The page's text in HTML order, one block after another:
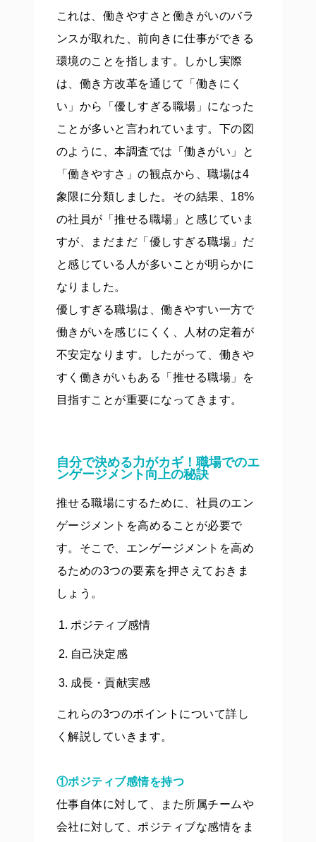
これは、働きやすさと働きがいのバラ
ンスが取れた、前向きに仕事ができる
環境のことを指します。しかし実際
は、働き方改革を通じて「働きにく
い」から「優しすぎる職場」になった
ことが多いと言われています。下の図
のように、本調査では「働きがい」と
「働きやすさ」の観点から、職場は4
象限に分類しました。その結果、18%
の社員が「推せる職場」と感じていま
すが、まだまだ「優しすぎる職場」だ
と感じている人が多いことが明らかに
なりました。
優しすぎる職場は、働きやすい一方で
働きがいを感じにくく、人材の定着が
不安定なります。したがって、働きや
すく働きがいもある「推せる職場」を
目指すことが重要になってきます。
自分で決める力がカギ！職場でのエ
ンゲージメント向上の秘訣
推せる職場にするために、社員のエン
ゲージメントを高めることが必要で
す。そこで、エンゲージメントを高め
るための3つの要素を押さえておきま
しょう。
ポジティブ感情
自己決定感
成長・貢献実感
これらの3つのポイントについて詳し
く解説していきます。
①ポジティブ感情を持つ
仕事自体に対して、また所属チームや
会社に対して、ポジティブな感情をま